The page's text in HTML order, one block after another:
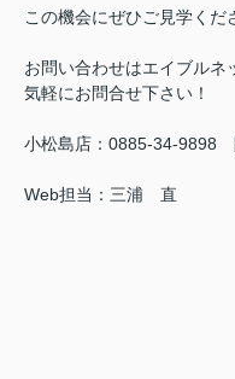
この機会にぜひご見学くだ
お問い合わせはエイブルネ
気軽にお問合せ下さい！
小松島店：0885-34-9898
Web担当：三浦 直